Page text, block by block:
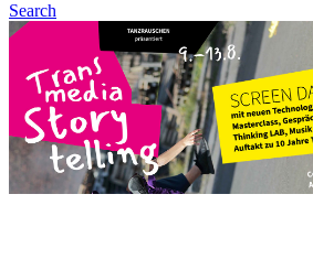
Search